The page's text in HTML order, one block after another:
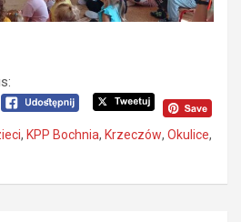
, KPP Bochnia, Krzeczów, Okulice,